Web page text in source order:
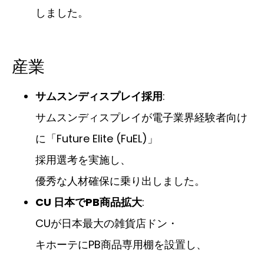
しました。
産業
サムスンディスプレイ採用:
サムスンディスプレイが電子業界経験者向け
に「Future Elite (FuEL)」
採用選考を実施し、
優秀な人材確保に乗り出しました。
CU 日本でPB商品拡大:
CUが日本最大の雑貨店ドン・
キホーテにPB商品専用棚を設置し、